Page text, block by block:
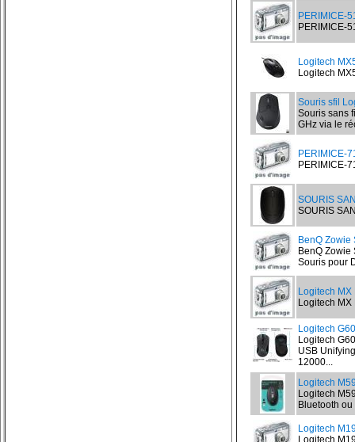
PERIMICE-
PERIMICE-
Logitech
Logitech
Souris sfil
Souris sans
GHz via le
PERIMICE-
PERIMICE-
SOURIS
SOURIS
BenQ Zowie
BenQ Zowie
Souris pour
Logitech MX
Logitech MX
Logitech
Logitech
USB
12000...
Logitech
Logitech
Bluetooth
Logitech
Logitech